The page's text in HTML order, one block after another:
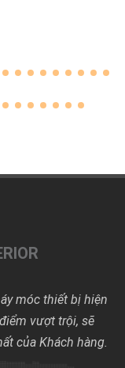
móc thiết bị hiện